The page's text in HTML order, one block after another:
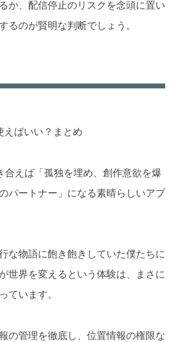
か、配信停止のリスクを念頭に置い
るのが賢明な判断でしょう。
ばいい？まとめ
合えば「孤独を埋め、創作意欲を爆
パートナー」になる素晴らしいアプ
な物語に飽き飽きしていた僕たちに
世界を変えるという体験は、まさに
ています。
の管理を徹底し、位置情報の権限な